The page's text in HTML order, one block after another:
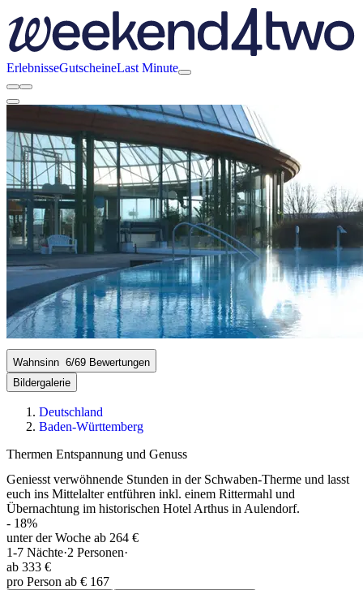
ErlebnisseGutscheineLast Minute
Wahnsinn 6/69 Bewertungen
Bildergalerie
Deutschland
Baden-Württemberg
Thermen Entspannung und Genuss
Geniesst verwöhnende Stunden in der Schwaben-Therme und lasst
euch ins Mittelalter entführen inkl. einem Rittermahl und
Übernachtung im historischen Hotel Arthus in Aulendorf.
- 18%
unter der Woche ab 264 €
1-7 Nächte·2 Personen·
ab 333 €
pro Person ab € 167